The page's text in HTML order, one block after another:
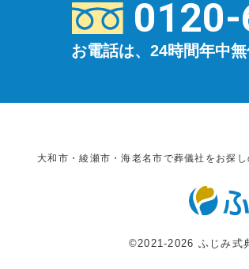
お電話は、24時間年中
大和市・綾瀬市・海老名市で葬儀社をお探
©2021-2026 ふじみ式